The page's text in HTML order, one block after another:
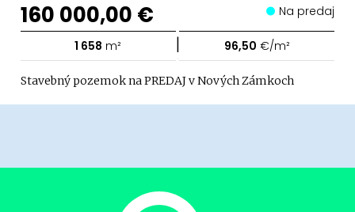
160 000,00 € Na predaj
1 658 m² | 96,50 €/m²
Stavebný pozemok na PREDAJ v Nových Zámkoch